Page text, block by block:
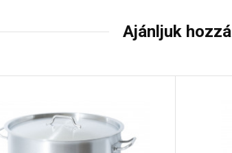
Ajánljuk hozzá